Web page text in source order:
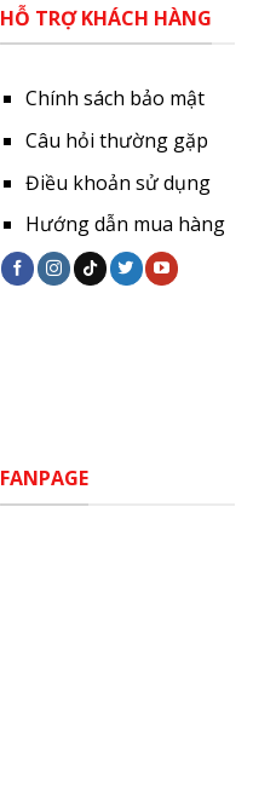
HỖ TRỢ KHÁCH HÀNG
Chính sách bảo mật
Câu hỏi thường gặp
Điều khoản sử dụng
Hướng dẫn mua hàng
FANPAGE